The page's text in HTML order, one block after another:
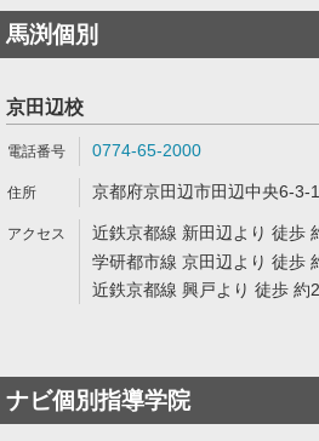
馬渕個別
京田辺校
0774-65-2000
京都府京田辺市田辺中央6-3-
近鉄京都線 新田辺より 徒歩
学研都市線 京田辺より 徒歩
近鉄京都線 興戸より 徒歩 約
ナビ個別指導学院